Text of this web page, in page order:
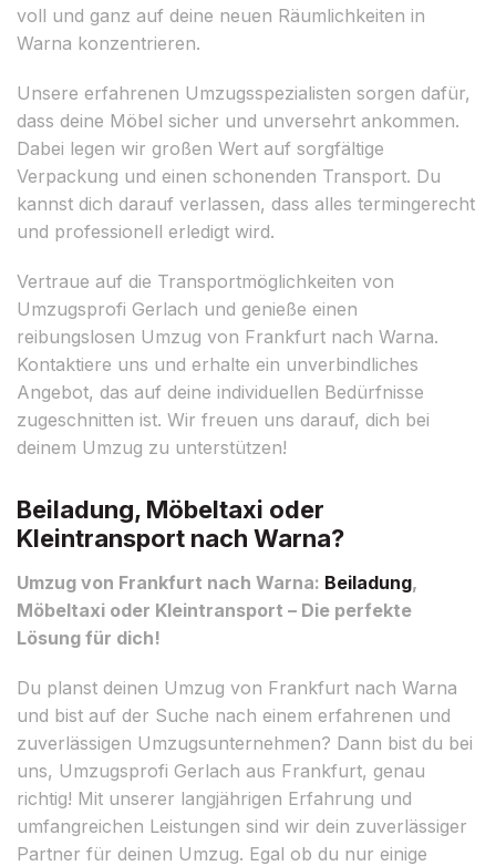
voll und ganz auf deine neuen Räumlichkeiten in
Warna konzentrieren.
Unsere erfahrenen Umzugsspezialisten sorgen dafür,
dass deine Möbel sicher und unversehrt ankommen.
Dabei legen wir großen Wert auf sorgfältige
Verpackung und einen schonenden Transport. Du
kannst dich darauf verlassen, dass alles termingerecht
und professionell erledigt wird.
Vertraue auf die Transportmöglichkeiten von
Umzugsprofi Gerlach und genieße einen
reibungslosen Umzug von Frankfurt nach Warna.
Kontaktiere uns und erhalte ein unverbindliches
Angebot, das auf deine individuellen Bedürfnisse
zugeschnitten ist. Wir freuen uns darauf, dich bei
deinem Umzug zu unterstützen!
Beiladung, Möbeltaxi oder
Kleintransport nach Warna?
Umzug von Frankfurt nach Warna: Beiladung,
Möbeltaxi oder Kleintransport – Die perfekte
Lösung für dich!
Du planst deinen Umzug von Frankfurt nach Warna
und bist auf der Suche nach einem erfahrenen und
zuverlässigen Umzugsunternehmen? Dann bist du bei
uns, Umzugsprofi Gerlach aus Frankfurt, genau
richtig! Mit unserer langjährigen Erfahrung und
umfangreichen Leistungen sind wir dein zuverlässiger
Partner für deinen Umzug. Egal ob du nur einige